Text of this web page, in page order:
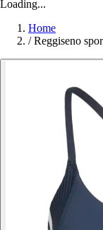
Loading...
Home
/ Reggiseno